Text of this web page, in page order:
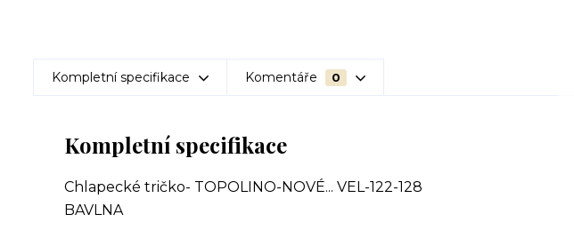
Kompletní specifikace Komentáře 0
Kompletní specifikace
Chlapecké tričko- TOPOLINO-NOVÉ... VEL-122-128
BAVLNA